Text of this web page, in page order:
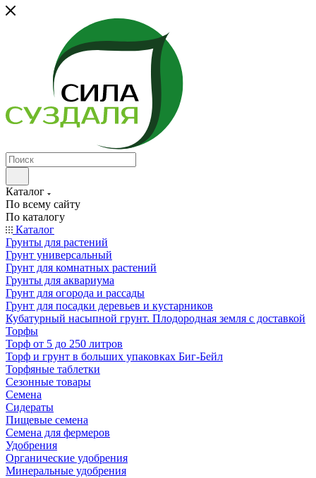
Каталог
По всему сайту
По каталогу
Каталог
Грунты для растений
Грунт универсальный
Грунт для комнатных растений
Грунты для аквариума
Грунт для огорода и рассады
Грунт для посадки деревьев и кустарников
Кубатурный насыпной грунт. Плодородная земля с доставкой
Торфы
Торф от 5 до 250 литров
Торф и грунт в больших упаковках Биг-Бейл
Торфяные таблетки
Сезонные товары
Семена
Сидераты
Пищевые семена
Семена для фермеров
Удобрения
Органические удобрения
Минеральные удобрения